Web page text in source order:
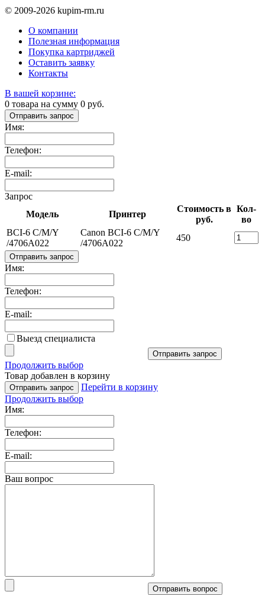
© 2009-2026 kupim-rm.ru
О компании
Полезная информация
Покупка картриджей
Оставить заявку
Контакты
В вашей корзине:
0 товара на сумму 0 руб.
Отправить запрос
Имя:
Телефон:
E-mail:
Запрос
Модель
Принтер
Стоимость в
руб.
Кол-
во
BCI-6 C/M/Y
/4706A022
Canon BCI-6 C/M/Y
/4706A022
450
Отправить запрос
Имя:
Телефон:
E-mail:
Выезд специалиста
Отправить запрос
Продолжить выбор
Товар добавлен в корзину
Отправить запрос
Перейти в корзину
Продолжить выбор
Имя:
Телефон:
E-mail:
Ваш вопрос
Отправить вопрос